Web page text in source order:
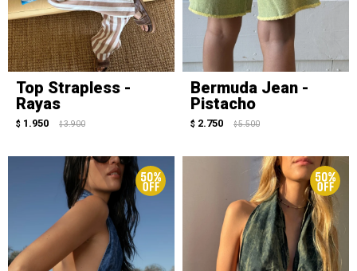
Top Strapless -
Rayas
$ 1.950 $ 3.900
Bermuda Jean -
Pistacho
$ 2.750 $ 5.500